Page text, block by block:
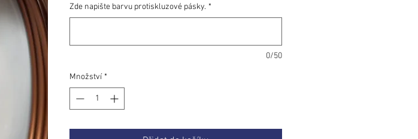
Zde napište barvu protiskluzové pásky. *
0/50
Množství *